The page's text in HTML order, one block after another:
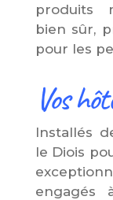
produits
bien sûr,
pour les
Vos
Installés
le Diois
engagés